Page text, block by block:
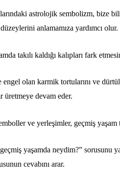
astrolojik sembolizm, bize
anlamamıza yardımcı olur.
takılı kaldığı kalıpları fark
olan karmik tortularını ve
üretmeye devam eder.
ve yerleşimler, geçmiş yaşam
yaşamda neydim?” sorusunu
cevabını arar.